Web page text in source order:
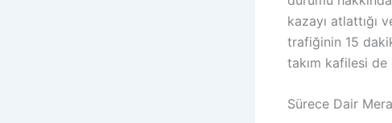
kazayı atlattığı
trafiğinin 15
takım kafilesi de
Sürece Dair